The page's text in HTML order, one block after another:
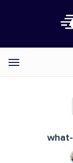
Categories